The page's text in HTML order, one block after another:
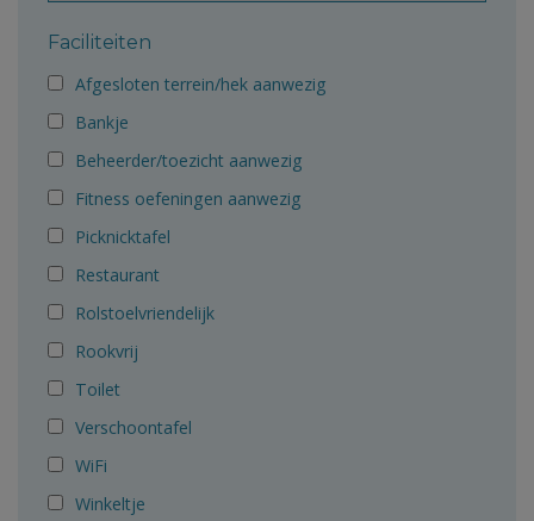
Faciliteiten
Afgesloten terrein/hek aanwezig
Bankje
Beheerder/toezicht aanwezig
Fitness oefeningen aanwezig
Picknicktafel
Restaurant
Rolstoelvriendelijk
Rookvrij
Toilet
Verschoontafel
WiFi
Winkeltje